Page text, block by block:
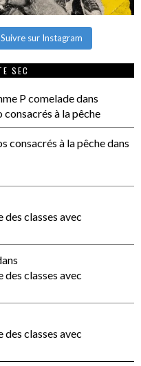
Suivre sur Instagram
SEC
P comeladedans
à la pêche
consacrés à la pêchedans
classes avec
classes avec
classes avec